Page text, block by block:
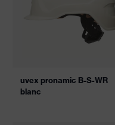
uvex pronamic B-S-WR
blanc